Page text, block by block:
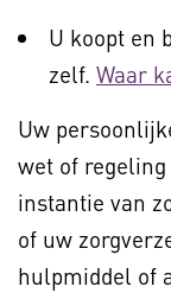
U koopt en
zelf. Waar
Uw
wet of
instantie van
of uw
hulpmiddel of